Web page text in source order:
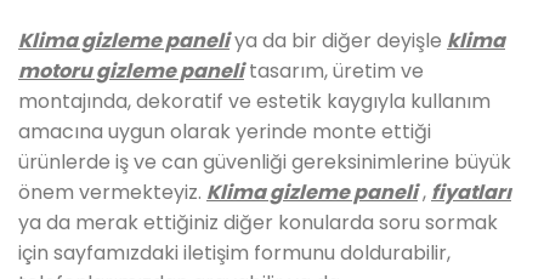
Klima gizleme paneliya da bir diğer deyişle klima
motoru gizleme panelitasarım, üretim ve
montajında, dekoratif ve estetik kaygıyla kullanım
amacına uygun olarak yerinde monte ettiği
ürünlerde iş ve can güvenliği gereksinimlerine büyük
önem vermekteyiz. Klima gizleme paneli, fiyatları
ya da merak ettiğiniz diğer konularda soru sormak
için sayfamızdaki iletişim formunu doldurabilir,